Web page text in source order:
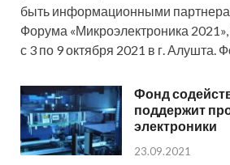
быть информационными
Форума «Микроэлектроника
с 3 по 9 октября 2021 в г. Алушта.
Фонд
поддержит
электроники
23.09.2021